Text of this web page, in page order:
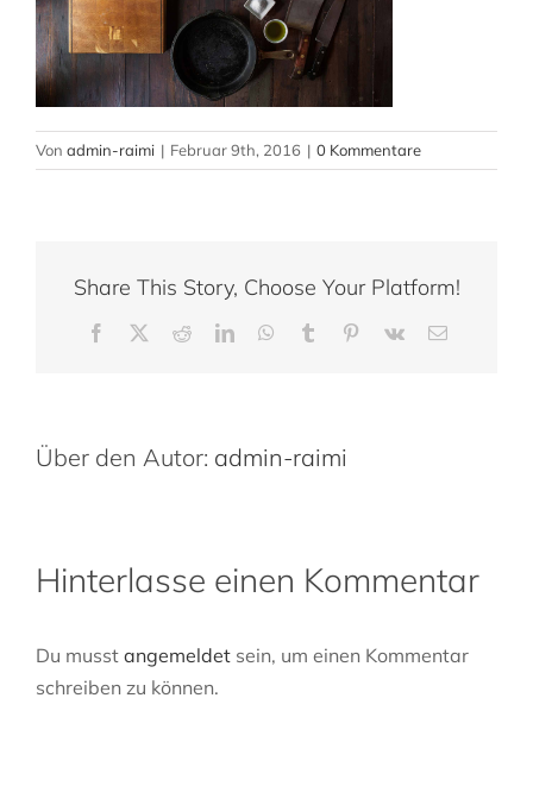
Von admin-raimi | Februar 9th, 2016 | 0 Kommentare
Share This Story, Choose Your Platform!
Facebook RedditLinkedInWhatsApp
Tumblr Pinterest
Vk
E-
Über den Autor: admin-raimi
Hinterlasse einen Kommentar
Du musst angemeldet sein, um einen Kommentar
schreiben zu können.